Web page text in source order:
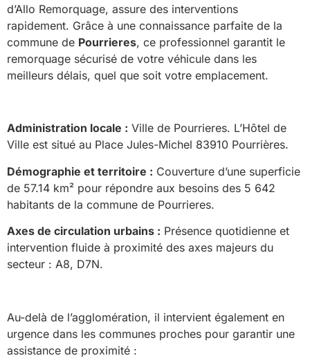
d’Allo Remorquage, assure des interventions
rapidement. Grâce à une connaissance parfaite de la
commune de Pourrieres, ce professionnel garantit le
remorquage sécurisé de votre véhicule dans les
meilleurs délais, quel que soit votre emplacement.
Administration locale : Ville de Pourrieres. L’Hôtel de
Ville est situé au Place Jules-Michel 83910 Pourrières.
Démographie et territoire : Couverture d’une superficie
de 57.14 km² pour répondre aux besoins des 5 642
habitants de la commune de Pourrieres.
Axes de circulation urbains : Présence quotidienne et
intervention fluide à proximité des axes majeurs du
secteur : A8, D7N.
Au-delà de l’agglomération, il intervient également en
urgence dans les communes proches pour garantir une
assistance de proximité :